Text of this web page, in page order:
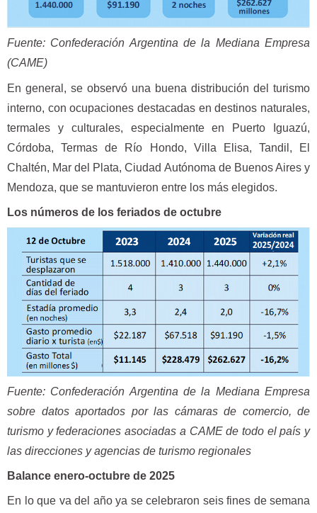
Fuente: Confederación Argentina de la Mediana Empresa
(CAME)
En general, se observó una buena distribución del turismo
interno, con ocupaciones destacadas en destinos naturales,
termales y culturales, especialmente en Puerto Iguazú,
Córdoba, Termas de Río Hondo, Villa Elisa, Tandil, El
Chaltén, Mar del Plata, Ciudad Autónoma de Buenos Aires y
Mendoza, que se mantuvieron entre los más elegidos.
Los números de los feriados de octubre
Fuente: Confederación Argentina de la Mediana Empresa
sobre datos aportados por las cámaras de comercio, de
turismo y federaciones asociadas a CAME de todo el país y
las direcciones y agencias de turismo regionales
Balance enero-octubre de 2025
En lo que va del año ya se celebraron seis fines de semana